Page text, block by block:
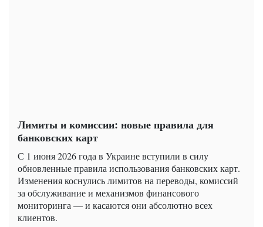
Лимиты и комиссии: новые правила для
банковских карт
С 1 июня 2026 года в Украине вступили в силу
обновленные правила использования банковских карт.
Изменения коснулись лимитов на переводы, комиссий
за обслуживание и механизмов финансового
мониторинга — и касаются они абсолютно всех
клиентов.